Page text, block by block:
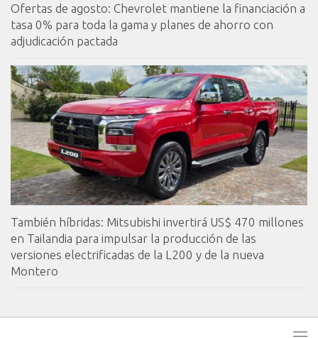
Ofertas de agosto: Chevrolet mantiene la financiación a
tasa 0% para toda la gama y planes de ahorro con
adjudicación pactada
También híbridas: Mitsubishi invertirá US$ 470 millones
en Tailandia para impulsar la producción de las
versiones electrificadas de la L200 y de la nueva
Montero